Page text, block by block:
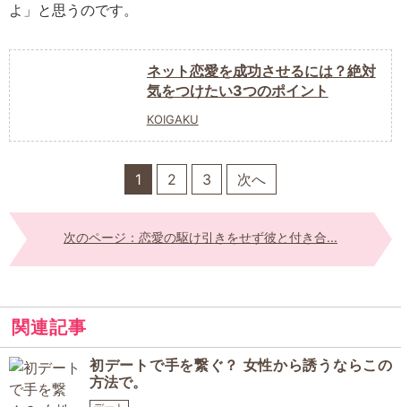
よ」と思うのです。
ネット恋愛を成功させるには？絶対
気をつけたい3つのポイント
KOIGAKU
1 2 3 次へ
次のページ：恋愛の駆け引きをせず彼と付き合...
関連記事
初デートで手を繋ぐ？ 女性から誘うならこの
方法で。